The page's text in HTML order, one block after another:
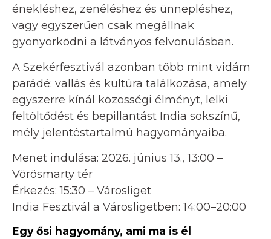
énekléshez, zenéléshez és ünnepléshez,
vagy egyszerűen csak megállnak
gyönyörködni a látványos felvonulásban.
A Szekérfesztivál azonban több mint vidám
parádé: vallás és kultúra találkozása, amely
egyszerre kínál közösségi élményt, lelki
feltöltődést és bepillantást India sokszínű,
mély jelentéstartalmú hagyományaiba.
Menet indulása: 2026. június 13., 13:00 –
Vörösmarty tér
Érkezés: 15:30 – Városliget
India Fesztivál a Városligetben: 14:00–20:00
Egy ősi hagyomány, ami ma is él